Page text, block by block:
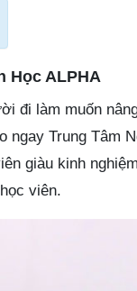
Học ALPHA
đi làm muốn
ngay Trung Tâm
giàu kinh
viên.